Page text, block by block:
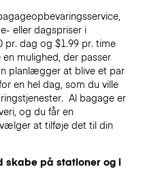
eller dagspriser i
pr. dag og $1.99 pr. time
mulighed, der passer
planlægger at blive et par
en hel dag, som du ville
Al bagage er
og du får en
at tilføje det til din
skabe på stationer og i